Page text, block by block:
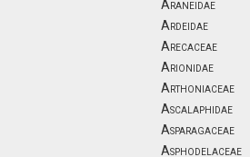
Araneidae
Ardeidae
Arecaceae
Arionidae
Arthoniaceae
Ascalaphidae
Asparagaceae
Asphodelaceae